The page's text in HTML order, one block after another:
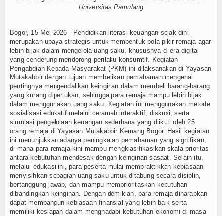
Ceramah
Hikmah
Index Berita
Download
Video
Gallery
Agenda
Forum
Register
Sebelum Memilih Maklon Parfum dengan Minimum Order
Gaya Fotografi Pernikahan di Bali
Tips Memilih Rental
Accounting di Pusat Training Indonesia
Kesalahan
Menjadi Peluang Usaha : Edukasi Perhitungan Laba Rugi untuk
Limbah Tali Tepatu Bekas Menjadi Gantungan Kunci Bernilai
sebagai Solusi Sewa Mobil Surabaya yang Fleksibel
Universitas Pamulang
Bogor, 15 Mei 2026 - Pendidikan literasi keuangan sejak dini
merupakan upaya strategis untuk membentuk pola pikir remaja agar
lebih bijak dalam mengelola uang saku, khususnya di era digital
yang cenderung mendorong perilaku konsumtif. Kegiatan
Pengabdian Kepada Masyarakat (PKM) ini dilaksanakan di Yayasan
Mutakabbir dengan tujuan memberikan pemahaman mengenai
pentingnya mengendalikan keinginan dalam membeli barang-barang
yang kurang diperlukan, sehingga para remaja mampu lebih bijak
dalam menggunakan uang saku. Kegiatan ini menggunakan metode
sosialisasi edukatif melalui ceramah interaktif, diskusi, serta
simulasi pengelolaan keuangan sederhana yang diikuti oleh 25
orang remaja di Yayasan Mutakabbir Kemang Bogor. Hasil kegiatan
ini menunjukkan adanya peningkatan pemahaman yang signifikan,
di mana para remaja kini mampu mengklasifikasikan skala prioritas
antara kebutuhan mendesak dengan keinginan sasaat. Selain itu,
melalui edukasi ini, para peserta mulai mempraktikkan kebiasaan
menyisihkan sebagian uang saku untuk ditabung secara disiplin,
bertanggung jawab, dan mampu memprioritaskan kebutuhan
dibandingkan keinginan. Dengan demikian, para remaja diharapkan
dapat membangun kebiasaan finansial yang lebih baik serta
memiliki kesiapan dalam menghadapi kebutuhan ekonomi di masa